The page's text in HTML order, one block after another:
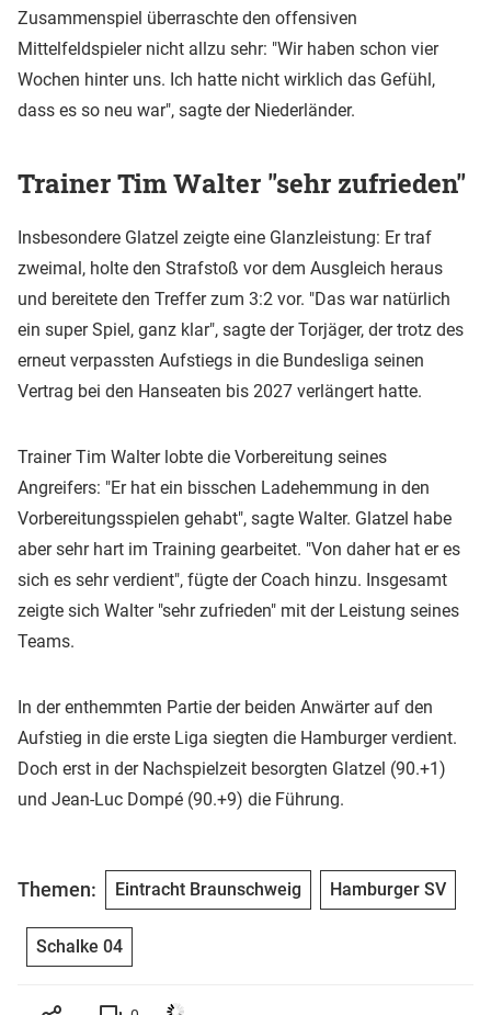
Zusammenspiel überraschte den offensiven
Mittelfeldspieler nicht allzu sehr: "Wir haben schon vier
Wochen hinter uns. Ich hatte nicht wirklich das Gefühl,
dass es so neu war", sagte der Niederländer.
Trainer Tim Walter "sehr zufrieden"
Insbesondere Glatzel zeigte eine Glanzleistung: Er traf
zweimal, holte den Strafstoß vor dem Ausgleich heraus
und bereitete den Treffer zum 3:2 vor. "Das war natürlich
ein super Spiel, ganz klar", sagte der Torjäger, der trotz des
erneut verpassten Aufstiegs in die Bundesliga seinen
Vertrag bei den Hanseaten bis 2027 verlängert hatte.
Trainer Tim Walter lobte die Vorbereitung seines
Angreifers: "Er hat ein bisschen Ladehemmung in den
Vorbereitungsspielen gehabt", sagte Walter. Glatzel habe
aber sehr hart im Training gearbeitet. "Von daher hat er es
sich es sehr verdient", fügte der Coach hinzu. Insgesamt
zeigte sich Walter "sehr zufrieden" mit der Leistung seines
Teams.
In der enthemmten Partie der beiden Anwärter auf den
Aufstieg in die erste Liga siegten die Hamburger verdient.
Doch erst in der Nachspielzeit besorgten Glatzel (90.+1)
und Jean-Luc Dompé (90.+9) die Führung.
Themen: Eintracht Braunschweig Hamburger SV
Schalke 04